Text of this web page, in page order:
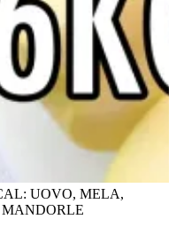
UOVO, MELA,